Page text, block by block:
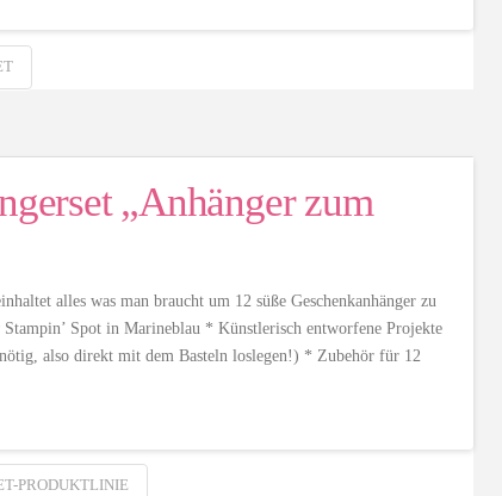
„Anhänger zum
alles was man braucht um 12 süße Geschenkanhänger zu
Spot in Marineblau * Künstlerisch entworfene Projekte
also direkt mit dem Basteln loslegen!) * Zubehör für 12
PRODUKTLINIE